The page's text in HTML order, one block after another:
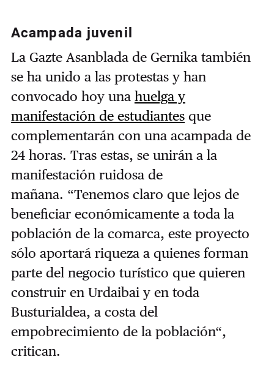
Acampada juvenil
La Gazte Asanblada de Gernika también
se ha unido a las protestas y han
convocado hoy una huelga y
manifestación de estudiantesque
complementarán con una acampada de
24 horas. Tras estas, se unirán a la
manifestación ruidosa de
mañana. “Tenemos claro que lejos de
beneficiar económicamente a toda la
población de la comarca, este proyecto
sólo aportará riqueza a quienes forman
parte del negocio turístico que quieren
construir en Urdaibai y en toda
Busturialdea, a costa del
empobrecimiento de la población“,
critican.